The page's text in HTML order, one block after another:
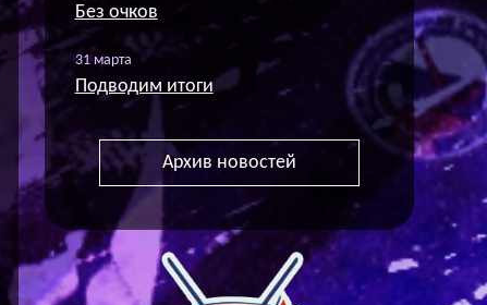
Без очков
31 марта
Подводим итоги
Архив новостей